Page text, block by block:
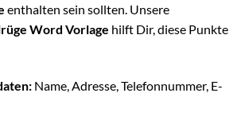
enthalten sein sollten. Unsere
Word Vorlage hilft Dir, diese Punkte
Name, Adresse, Telefonnummer, E-